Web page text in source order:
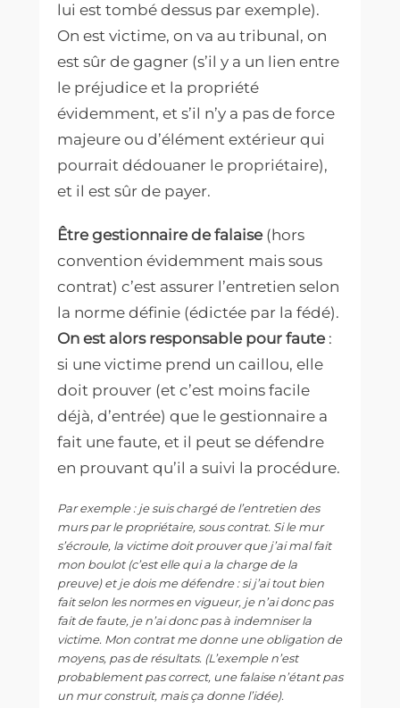
lui est tombé dessus par exemple).
On est victime, on va au tribunal, on
est sûr de gagner (s’il y a un lien entre
le préjudice et la propriété
évidemment, et s’il n’y a pas de force
majeure ou d’élément extérieur qui
pourrait dédouaner le propriétaire),
et il est sûr de payer.
Être gestionnaire de falaise(hors
convention évidemment mais sous
contrat) c’est assurer l’entretien selon
la norme définie (édictée par la fédé).
On est alors responsable pour faute:
si une victime prend un caillou, elle
doit prouver (et c’est moins facile
déjà, d’entrée) que le gestionnaire a
fait une faute, et il peut se défendre
en prouvant qu’il a suivi la procédure.
Par exemple : je suis chargé de l’entretien des
murs par le propriétaire, sous contrat. Si le mur
s’écroule, la victime doit prouver que j’ai mal fait
mon boulot (c’est elle qui a la charge de la
preuve) et je dois me défendre : si j’ai tout bien
fait selon les normes en vigueur, je n’ai donc pas
fait de faute, je n’ai donc pas à indemniser la
victime. Mon contrat me donne une obligation de
moyens, pas de résultats. (L’exemple n’est
probablement pas correct, une falaise n’étant pas
un mur construit, mais ça donne l’idée).